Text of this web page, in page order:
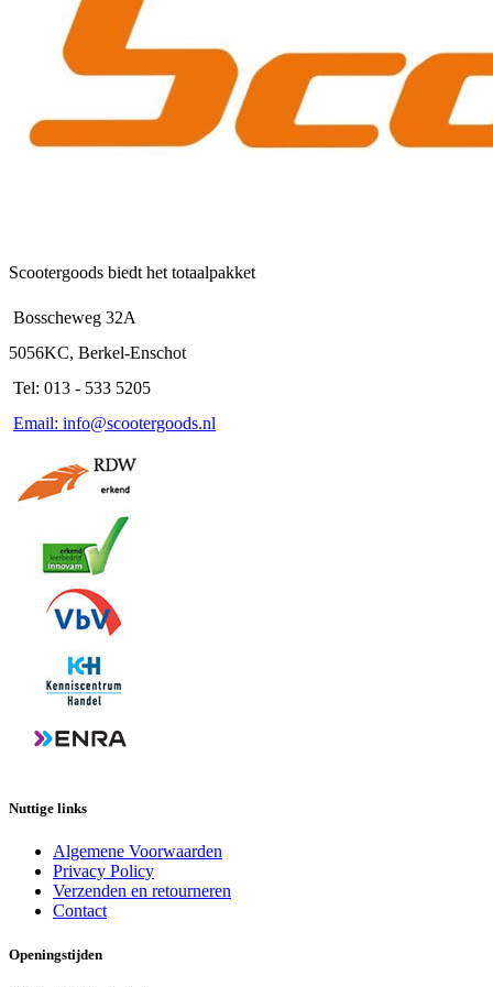
Scootergoods biedt het totaalpakket
Bosscheweg 32A
5056KC, Berkel-Enschot
Tel: 013 - 533 5205
Email: info@scootergoods.nl
Nuttige links
Algemene Voorwaarden
Privacy Policy
Verzenden en retourneren
Contact
Openingstijden